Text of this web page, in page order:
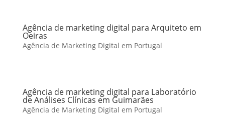
Agência de marketing digital para Arquiteto em
Oeiras
Agência de Marketing Digital em Portugal
Agência de marketing digital para Laboratório
de Análises Clínicas em Guimarães
Agência de Marketing Digital em Portugal